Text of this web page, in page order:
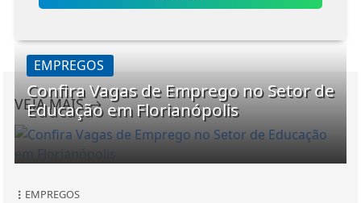
VEJA MAIS
EMPREGOS
Confira Vagas de Emprego no Setor de
Educação em Florianópolis
EMPREGOS